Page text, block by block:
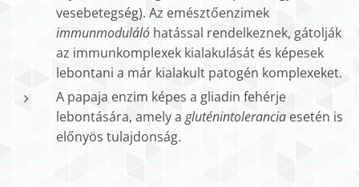
vesebetegség). Az emésztőenzimek
immunmoduláló hatással rendelkeznek, gátolják
az immunkomplexek kialakulását és képesek
lebontani a már kialakult patogén komplexeket.
A papaja enzim képes a gliadin fehérje
lebontására, amely a gluténintolerancia esetén is
előnyös tulajdonság.